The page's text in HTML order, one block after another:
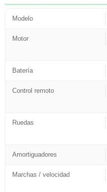
Modelo
Motor
Batería
Control remoto
Ruedas
Amortiguadores
Marchas / velocidad